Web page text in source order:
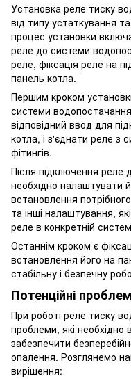
Установка реле тиску
від типу устаткування
процес установки
реле до системи
реле, фіксація реле на
панель котла.
Першим кроком
системи
відповідний ввод для
котла, і з'єднати реле з
фітингів.
Після підключення
необхідно
встановлення
та інші налаштування,
реле в конкретній
Останнім кроком є
встановлення його на
стабільну і безпечну
Потенційні
При роботі реле тиску
проблеми, які
забезпечити
опалення. Розглянемо
вирішення: